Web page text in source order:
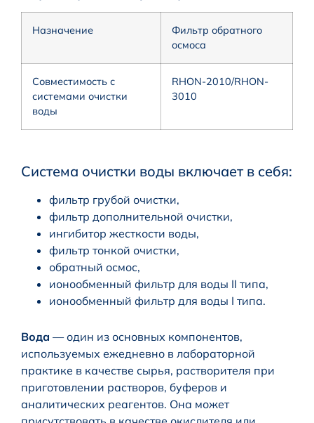
Назначение
Фильтр обратного
осмоса
Совместимость с
системами очистки
воды
RHON-2010/RHON-
3010
Система очистки воды включает в себя:
фильтр грубой очистки,
фильтр дополнительной очистки,
ингибитор жесткости воды,
фильтр тонкой очистки,
обратный осмос,
ионообменный фильтр для воды II типа,
ионообменный фильтр для воды I типа.
Вода — один из основных компонентов,
используемых ежедневно в лабораторной
практике в качестве сырья, растворителя при
приготовлении растворов, буферов и
аналитических реагентов. Она может